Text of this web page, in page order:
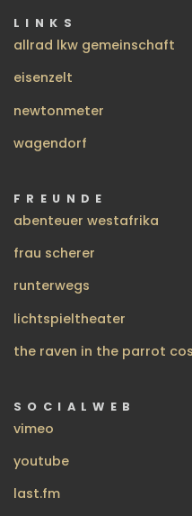
LINKS
allrad lkw gemeinschaft
eisenzelt
newtonmeter
wagendorf
FREUNDE
abenteuer westafrika
frau scherer
runterwegs
lichtspieltheater
the raven in the parrot
SOCIALWEB
vimeo
youtube
last.fm